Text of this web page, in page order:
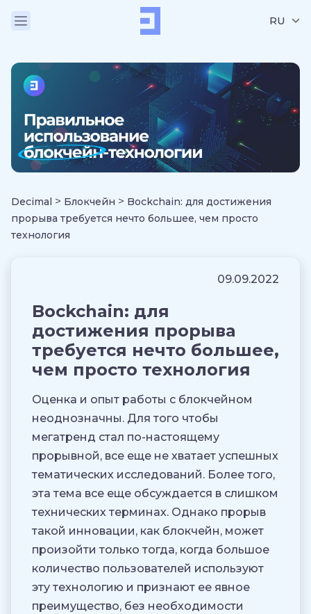
RU
Decimal > Блокчейн > Bockchain: для достижения
прорыва требуется нечто большее, чем просто
технология
09.09.2022
Bockchain: для
достижения прорыва
требуется нечто большее,
чем просто технология
Оценка и опыт работы с блокчейном
неоднозначны. Для того чтобы
мегатренд стал по-настоящему
прорывной, все еще не хватает успешных
тематических исследований. Более того,
эта тема все еще обсуждается в слишком
технических терминах. Однако прорыв
такой инновации, как блокчейн, может
произойти только тогда, когда большое
количество пользователей используют
эту технологию и признают ее явное
преимущество, без необходимости